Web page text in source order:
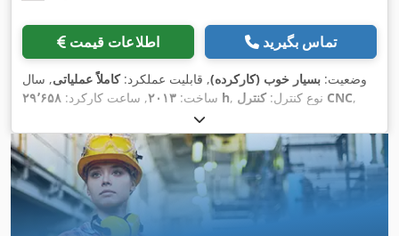
اطلاعات قیمت تماس بگیرید
وضعیت: بسیار خوب (کارکرده), قابلیت عملکرد:کاملاً عملیاتی, سال
ساخت: ۲۰۱۳, ساعت کارکرد: ۲۹٬۶۵۸ h , نوع کنترل: کنترل CNC,
, نوع تحریک:
Siemens
, مدل کنترلر:Sinumeric , نوع لیزر:لیزر فیبری, سازنده
IPG , مدل منبع لیزر:YLS 3000 , توان لیزر:۳٬۰۰۰ وات
,
حداکثر ضخامت ورق فولادی:۲۵ میلی‌متر
, حداکثر ضخامت ورق
آلومینیوم:۸ میلی‌متر , حداکثر ضخامت ورق برنج:۸ میلی‌متر
, حداکثر
, فرکانس ورودی: ۵۰ هرتز
, نوع جریان
, اتصال هوای فشرده: